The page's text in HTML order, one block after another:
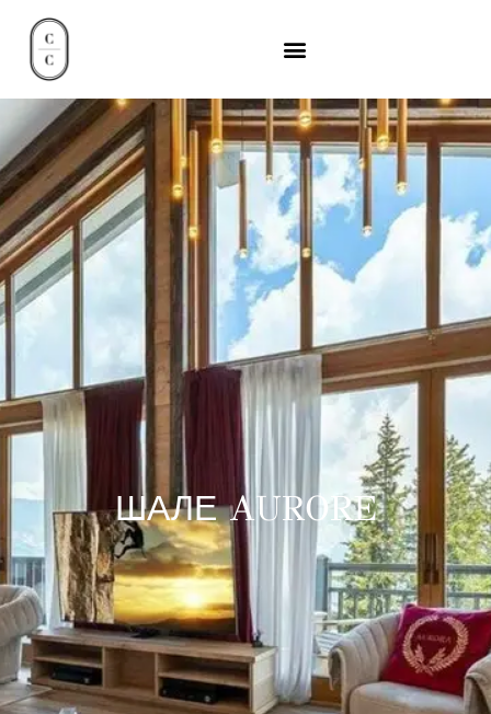
ШАЛЕ AURORE